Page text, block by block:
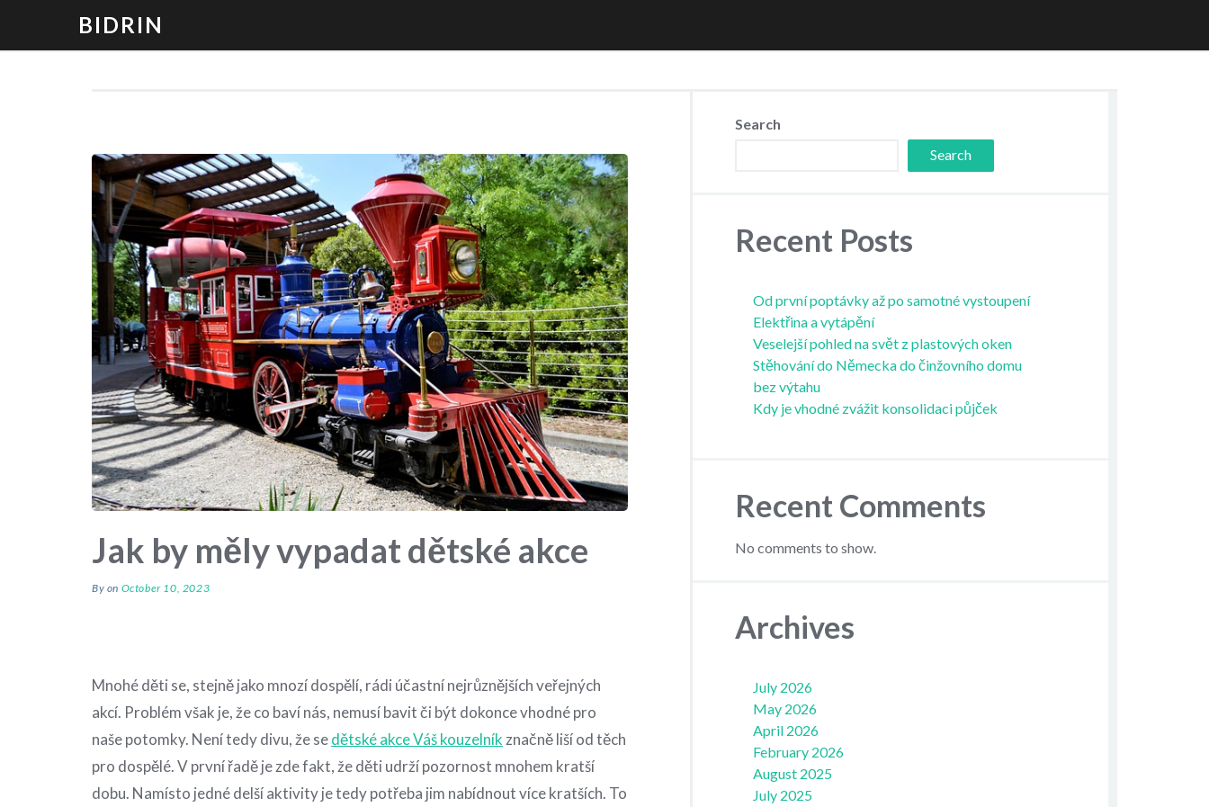
BIDRIN
Jak by měly vypadat dětské akce
By on October 10, 2023
Mnohé děti se, stejně jako mnozí dospělí, rádi účastní nejrůznějších veřejných
akcí. Problém však je, že co baví nás, nemusí bavit či být dokonce vhodné pro
naše potomky. Není tedy divu, že sedětské akce Váš kouzelník značně liší od těch
pro dospělé.V první řadě je zde fakt, že děti udrží pozornost mnohem kratší
dobu. Namísto jedné delší aktivity je tedy potřeba jim nabídnout více kratších. To
Search
Search
Recent Posts
Od první poptávky až po samotné vystoupení
Elektřina a vytápění
Veselejší pohled na svět z plastových oken
Stěhování do Německa do činžovního domu
bez výtahu
Kdy je vhodné zvážit konsolidaci půjček
Recent Comments
No comments to show.
Archives
July 2026
May 2026
April 2026
February 2026
August 2025
July 2025